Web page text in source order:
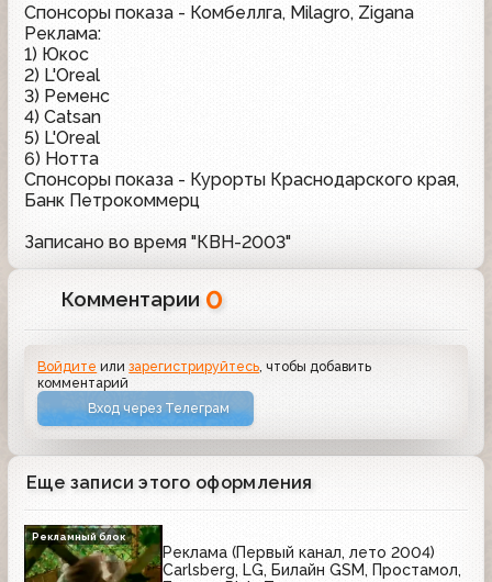
Спонсоры показа - Комбеллга, Milagro, Zigana
Реклама:
1) Юкос
2) L'Oreal
3) Ременс
4) Catsan
5) L'Oreal
6) Нотта
Спонсоры показа - Курорты Краснодарского края,
Банк Петрокоммерц
Записано во время "КВН-2003"
Комментарии 0
Войдите илизарегистрируйтесь , чтобы добавить
комментарий
Вход через Телеграм
Еще записи этого оформления
Реклама (Первый канал, лето 2004)
Carlsberg, LG, Билайн GSM, Простамол,
Рекламный блок